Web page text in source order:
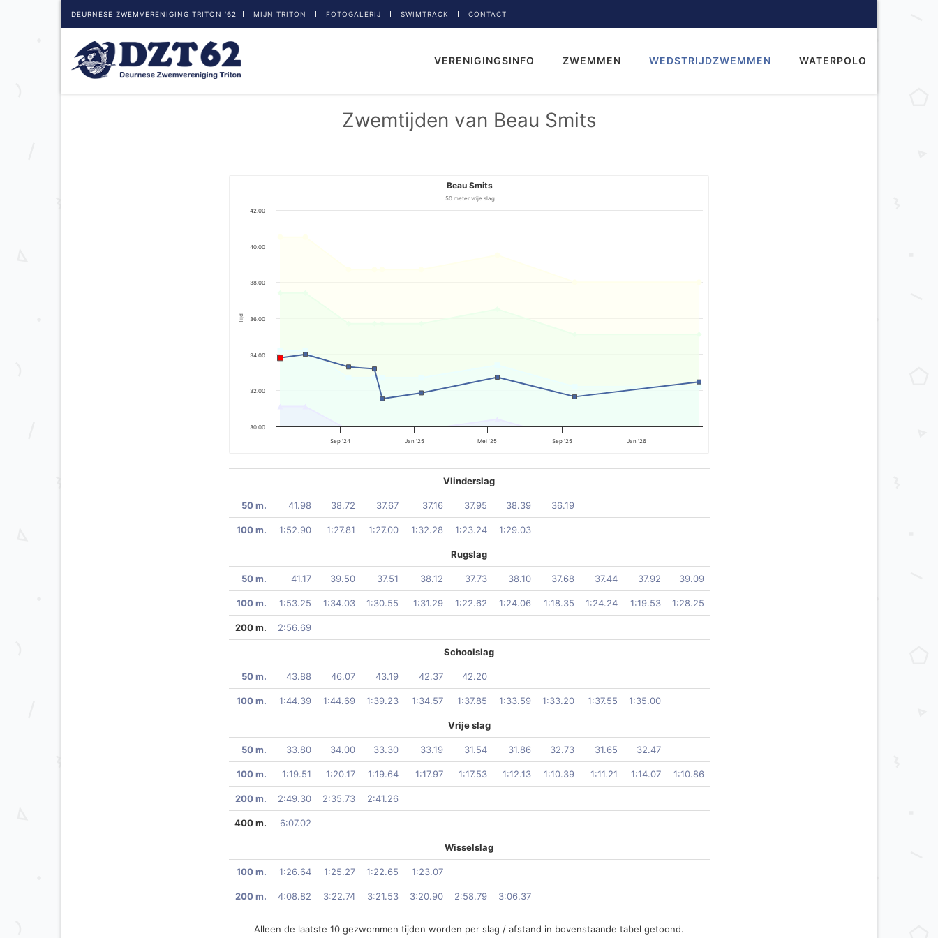
DEURNESE ZWEMVERENIGING TRITON '62 MIJN TRITON FOTOGALERIJ SWIMTRACK CONTACT
VERENIGINGSINFO ZWEMMEN WEDSTRIJDZWEMMEN WATERPOLO
Zwemtijden van Beau Smits
Tijd
Beau Smits
50 meter vrije slag
Sep '24 Jan '25 Mei '25 Sep '25 Jan '26
30.00
32.00
34.00
36.00
38.00
40.00
42.00
Vlinderslag
50 m. 41.98 38.72 37.67 37.16 37.95 38.39 36.19
100 m. 1:52.90 1:27.81 1:27.00 1:32.28 1:23.24 1:29.03
Rugslag
50 m. 41.17 39.50 37.51 38.12 37.73 38.10 37.68 37.44 37.92 39.09
100 m. 1:53.25 1:34.03 1:30.55 1:31.29 1:22.62 1:24.06 1:18.35 1:24.24 1:19.53 1:28.25
200 m. 2:56.69
Schoolslag
50 m. 43.88 46.07 43.19 42.37 42.20
100 m. 1:44.39 1:44.69 1:39.23 1:34.57 1:37.85 1:33.59 1:33.20 1:37.55 1:35.00
Vrije slag
50 m. 33.80 34.00 33.30 33.19 31.54 31.86 32.73 31.65 32.47
100 m. 1:19.51 1:20.17 1:19.64 1:17.97 1:17.53 1:12.13 1:10.39 1:11.21 1:14.07 1:10.86
200 m. 2:49.30 2:35.73 2:41.26
400 m. 6:07.02
Wisselslag
100 m. 1:26.64 1:25.27 1:22.65 1:23.07
200 m. 4:08.82 3:22.74 3:21.53 3:20.90 2:58.79 3:06.37
Alleen de laatste 10 gezwommen tijden worden per slag / afstand in bovenstaande tabel getoond.